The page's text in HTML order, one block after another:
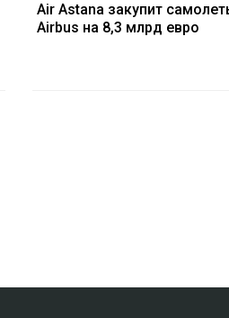
Air Astana закупит
Airbus на 8,3 млрд евро